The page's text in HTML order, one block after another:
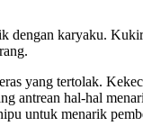
dengan karyaku.
yang tertolak.
antrean hal-hal
untuk menarik